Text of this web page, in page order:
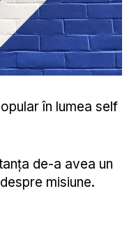
în lumea self
de-a avea un
misiune.